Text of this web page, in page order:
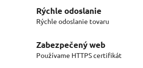
Rýchle odoslanie
Rýchle odoslanie tovaru
Zabezpečený web
Používame HTTPS certifikát